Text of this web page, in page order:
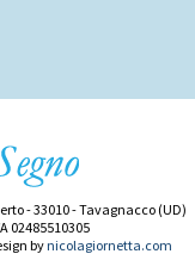
- 33010 - Tavagnacco (UD)
02485510305
by nicolagiornetta.com